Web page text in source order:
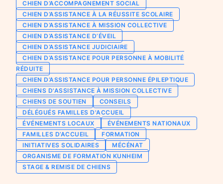
Chien d’assistance pour personne
épileptique
CHIENS À MISSION COLLECTIVE
Chien d’assistance d’accompagnement
social
Chien d’assistance à la réussite scolaire
Chien d’assistance judiciaire
Je deviens mécène ou partenaire
Ils nous soutiennent
Je m’engage / j’engage mes collaborateurs
Je lance une collecte
J’engage mes clients
CHIEN D’ACCOMPAGNEMENT SOCIAL
CHIEN D’ASSISTANCE À LA RÉUSSITE SCOLAIRE
CHIEN D’ASSISTANCE À MISSION COLLECTIVE
CHIEN D’ASSISTANCE D’ÉVEIL
CHIEN D’ASSISTANCE JUDICIAIRE
CHIEN D’ASSISTANCE POUR PERSONNE À MOBILITÉ
RÉDUITE
CHIEN D’ASSISTANCE POUR PERSONNE ÉPILEPTIQUE
CHIENS D'ASSISTANCE À MISSION COLLECTIVE
CHIENS DE SOUTIEN
CONSEILS
DÉLÉGUÉS FAMILLES D'ACCUEIL
ÉVÉNEMENTS LOCAUX
ÉVÉNEMENTS NATIONAUX
FAMILLES D’ACCUEIL
FORMATION
INITIATIVES SOLIDAIRES
MÉCÉNAT
ORGANISME DE FORMATION KUNHEIM
STAGE & REMISE DE CHIENS